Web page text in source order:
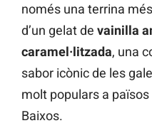
només una terrina
d’un gelat de vainilla
caramel·litzada, una
sabor icònic de les
molt populars a
Baixos.